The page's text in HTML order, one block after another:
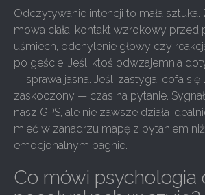
Odczytywanie intencji to mała
mowa ciała: kontakt wzrokowy przed
uśmiech, odchylenie głowy czy
po geście. Jeśli ktoś odwzajemnia
— sprawa jasna. Jeśli zastyga, cofa
zaskoczony — czas na pytanie.
nasz GPS, ale nie zawsze działa
mieć w zanadrzu mapę z pytaniem
emocjonalnym bagnie.
Co mówi psychologia